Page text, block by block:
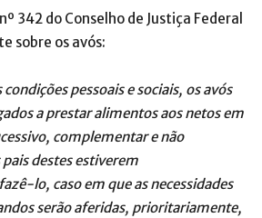
342 do Conselho de Justiça Federal
sobre os avós:
condições pessoais e sociais, os avós
a prestar alimentos aos netos em
complementar e não
destes estiverem
lo, caso em que as necessidades
serão aferidas, prioritariamente,